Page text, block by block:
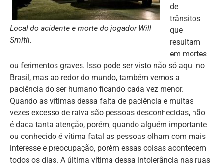
Local do acidente e morte do jogador Will
Smith.
de
trânsitos
que
resultam
em mortes
ou ferimentos graves. Isso pode ser visto não só aqui no
Brasil, mas ao redor do mundo, também vemos a
paciência do ser humano ficando cada vez menor.
Quando as vítimas dessa falta de paciência e muitas
vezes excesso de raiva são pessoas desconhecidas, não
é dada tanta atenção, porém, quando alguém importante
ou conhecido é vítima fatal as pessoas olham com mais
interesse e preocupação, porém essas coisas acontecem
todos os dias. A última vítima dessa intolerância nas ruas